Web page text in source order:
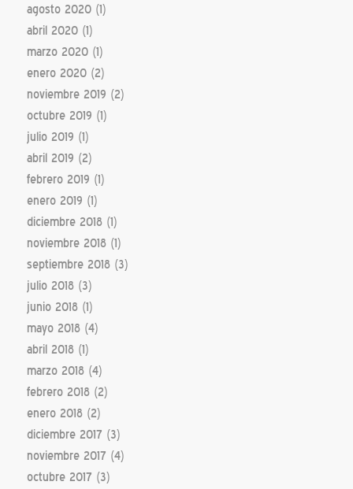
agosto 2020(1)
abril 2020(1)
marzo 2020(1)
enero 2020(2)
noviembre 2019 (2)
octubre 2019 (1)
julio 2019 (1)
abril 2019 (2)
febrero 2019 (1)
enero 2019 (1)
diciembre 2018(1)
noviembre 2018(1)
septiembre 2018(3)
julio 2018(3)
junio 2018(1)
mayo 2018(4)
abril 2018(1)
marzo 2018(4)
febrero 2018(2)
enero 2018(2)
diciembre 2017 (3)
noviembre 2017 (4)
octubre 2017 (3)